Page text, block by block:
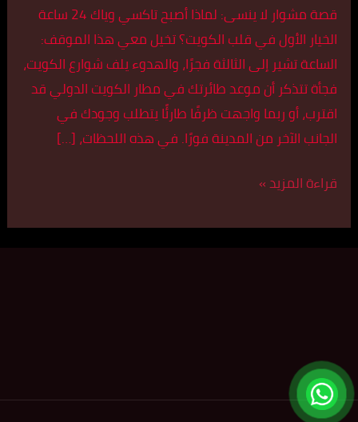
قصة مشوار لا ينسى: لماذا أصبح تاكسي وياك 24 ساعة
الخيار الأول في قلب الكويت؟ تخيل معي هذا الموقف:
الساعة تشير إلى الثالثة فجرًا، والهدوء يلف شوارع الكويت،
فجأة تتذكر أن موعد طائرتك في مطار الكويت الدولي قد
اقترب، أو ربما واجهت ظرفًا طارئًا يتطلب وجودك في
الجانب الآخر من المدينة فورًا. في هذه اللحظات، […]
قراءة المزيد »